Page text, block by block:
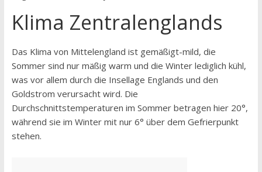
Klima Zentralenglands
Das Klima von Mittelengland ist gemäßigt-mild, die
Sommer sind nur mäßig warm und die Winter lediglich kühl,
was vor allem durch die Insellage Englands und den
Goldstrom verursacht wird. Die
Durchschnittstemperaturen im Sommer betragen hier 20°,
während sie im Winter mit nur 6° über dem Gefrierpunkt
stehen.